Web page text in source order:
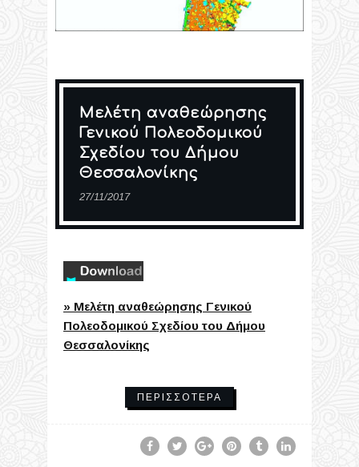
Μελέτη αναθεώρησης
Γενικού Πολεοδομικού
Σχεδίου του Δήμου
Θεσσαλονίκης
27/11/2017
» Μελέτη αναθεώρησης Γενικού
Πολεοδομικού Σχεδίου του Δήμου
Θεσσαλονίκης
ΠΕΡΙΣΣΌΤΕΡΑ